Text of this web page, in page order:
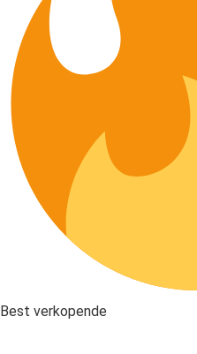
Best verkopende